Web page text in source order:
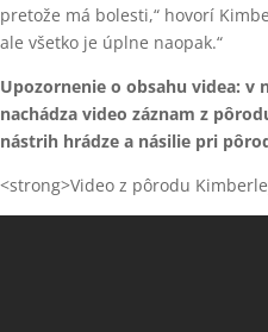
pretože má bolesti,“ hovorí
ale všetko je úplne naopak.“
Upozornenie o obsahu videa: v
nachádza video záznam z
nástrih hrádze a násilie pri
<strong>Video z pôrodu